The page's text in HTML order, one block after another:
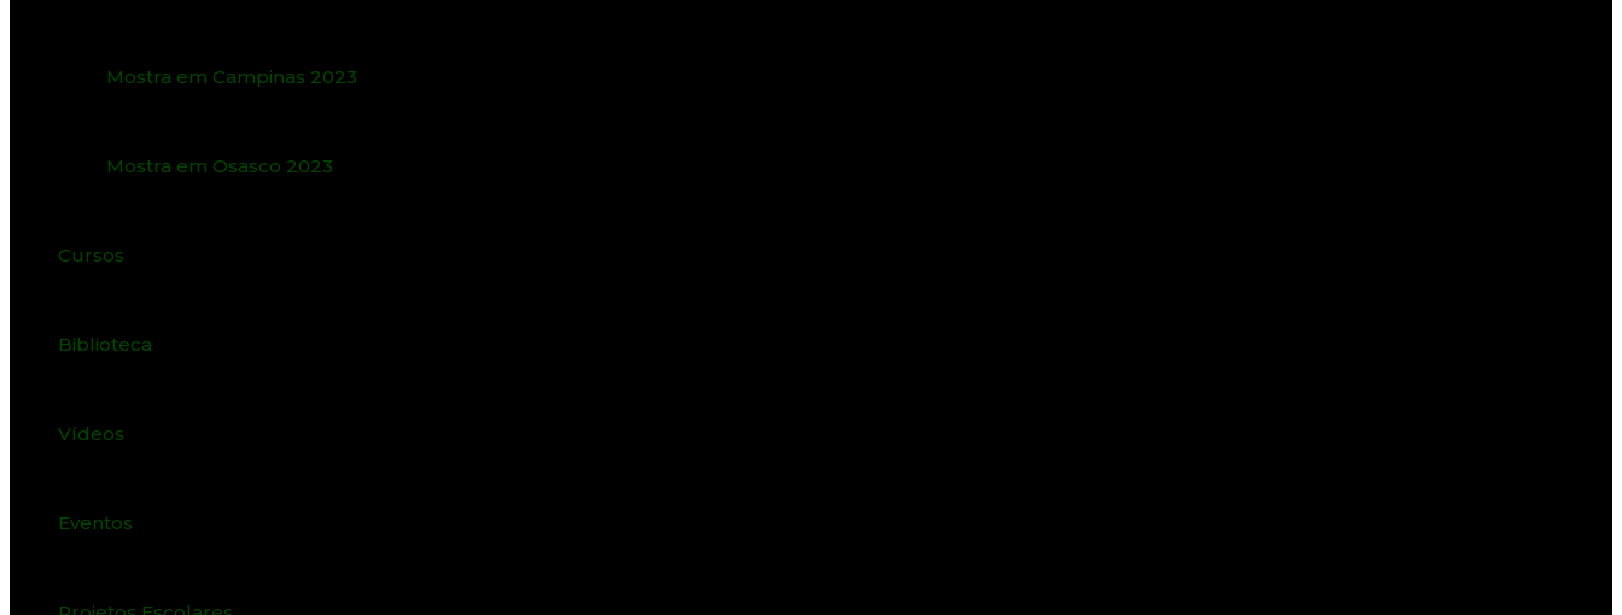
Mostra em Campinas 2023
Mostra em Osasco 2023
Cursos
Biblioteca
Vídeos
Eventos